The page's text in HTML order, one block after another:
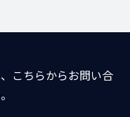
こちらからお問い合